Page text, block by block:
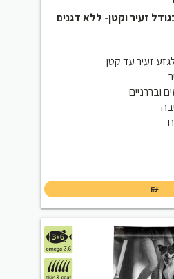
זעיר וקטן- ללא דגנים
זעיר עד קטן
ובררניים
₪